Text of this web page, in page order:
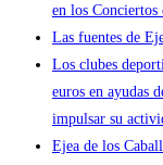
en los Conciertos
Las fuentes de
Los clubes
euros en ayudas
impulsar su
Ejea de los